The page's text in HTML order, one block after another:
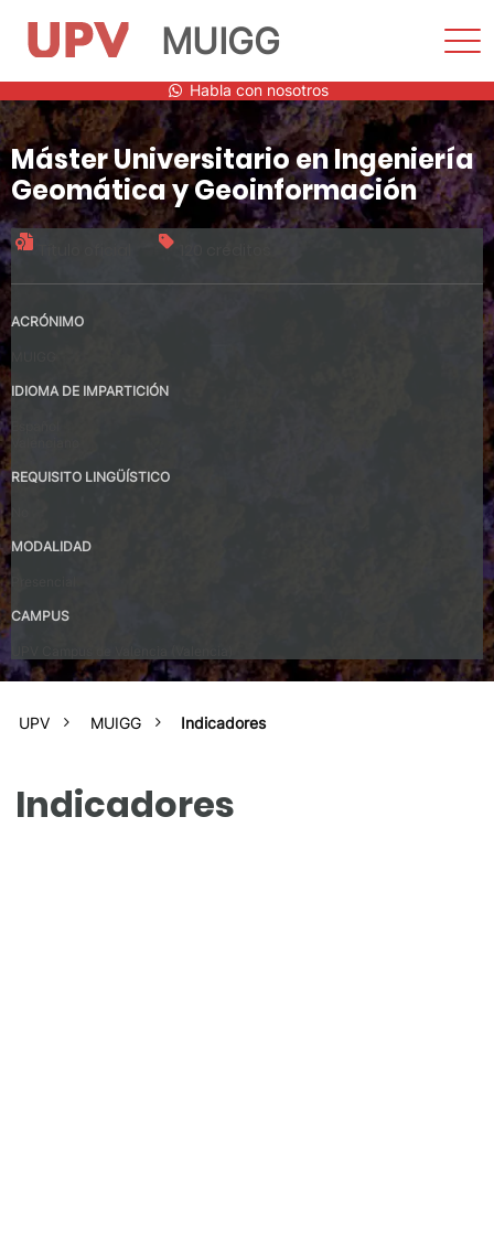
al
contenido
MUIGG
Habla con nosotros
Máster Universitario en Ingeniería
Geomática y Geoinformación
ACRÓNIMO
IDIOMA DE IMPARTICIÓN
REQUISITO LINGÜÍSTICO
MODALIDAD
CAMPUS
UPV MUIGG Indicadores
Indicadores